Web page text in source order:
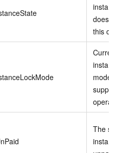
does
this
mode
The